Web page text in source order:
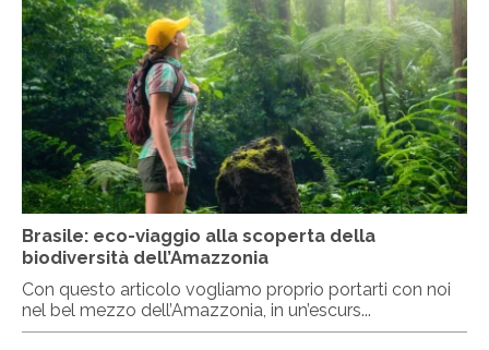
Brasile: eco-viaggio alla scoperta della
biodiversità dell’Amazzonia
Con questo articolo vogliamo proprio portarti con noi
nel bel mezzo dell’Amazzonia, in un’escurs...